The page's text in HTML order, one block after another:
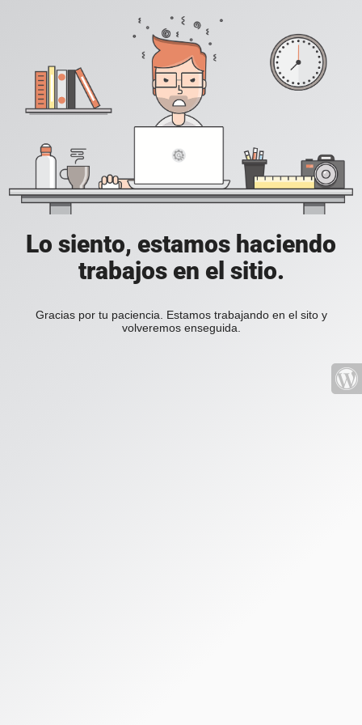
Lo siento, estamos haciendo
trabajos en el sitio.
Gracias por tu paciencia. Estamos trabajando en el sito y
volveremos enseguida.